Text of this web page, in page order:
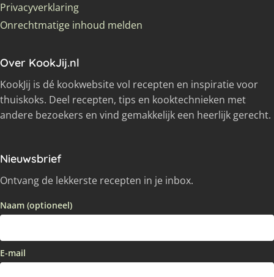
Privacyverklaring
Onrechtmatige inhoud melden
Over KookJij.nl
KookJij is dé kookwebsite vol recepten en inspiratie voor
thuiskoks. Deel recepten, tips en kooktechnieken met
andere bezoekers en vind gemakkelijk een heerlijk gerecht.
Nieuwsbrief
Ontvang de lekkerste recepten in je inbox.
Naam (optioneel)
E-mail